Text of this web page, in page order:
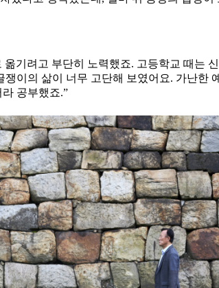
기려고 부단히 노력했죠. 고등학교 때는
이의 삶이 너무 고단해 보였어요. 가난한
공부했죠.”